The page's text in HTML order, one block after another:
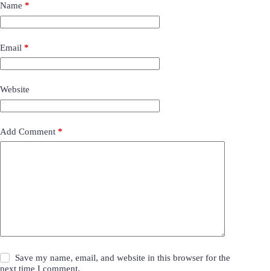
Name *
Email *
Website
Add Comment *
Save my name, email, and website in this browser for the
next time I comment.